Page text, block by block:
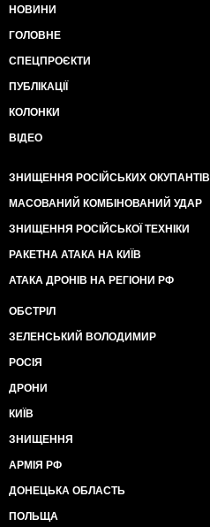
НОВИНИ
ГОЛОВНЕ
СПЕЦПРОЄКТИ
ПУБЛІКАЦІЇ
КОЛОНКИ
ВІДЕО
ЗНИЩЕННЯ РОСІЙСЬКИХ ОКУПАНТІВ
МАСОВАНИЙ КОМБІНОВАНИЙ УДАР
ЗНИЩЕННЯ РОСІЙСЬКОЇ ТЕХНІКИ
РАКЕТНА АТАКА НА КИЇВ
АТАКА ДРОНІВ НА РЕГІОНИ РФ
ОБСТРІЛ
ЗЕЛЕНСЬКИЙ ВОЛОДИМИР
РОСІЯ
ДРОНИ
КИЇВ
ЗНИЩЕННЯ
АРМІЯ РФ
ДОНЕЦЬКА ОБЛАСТЬ
ПОЛЬЩА